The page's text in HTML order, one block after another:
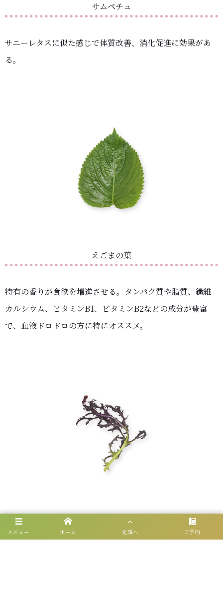
サムペチュ
サニーレタスに似た感じで体質改善、消化促進に効果があ
る。
えごまの葉
特有の香りが食欲を増進させる。タンパク質や脂質、繊維
カルシウム、ビタミンB1、ビタミンB2などの成分が豊富
で、血液ドロドロの方に特にオススメ。
赤からし菜
メニュー ホーム 先頭へ ご予約